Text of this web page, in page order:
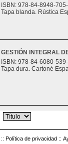
ISBN: 978-84-8948-
Tapa blanda. Rústica
GESTIÓN INTEGRAL
ISBN: 978-84-6080-
Tapa dura. Cartoné
:: Política de privacidad ::